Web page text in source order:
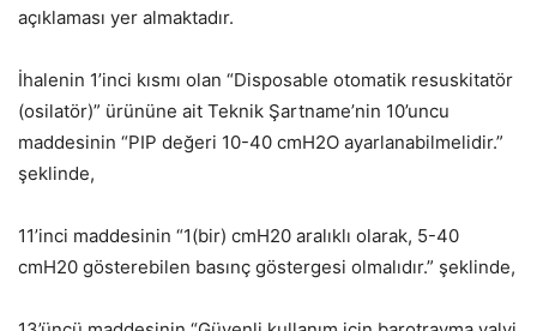
açıklaması yer almaktadır.
İhalenin 1’inci kısmı olan “Disposable otomatik resuskitatör
(osilatör)” ürününe ait Teknik Şartname’nin 10’uncu
maddesinin “PIP değeri 10-40 cmH2O ayarlanabilmelidir.”
şeklinde,
11’inci maddesinin “1(bir) cmH20 aralıklı olarak, 5-40
cmH20 gösterebilen basınç göstergesi olmalıdır.” şeklinde,